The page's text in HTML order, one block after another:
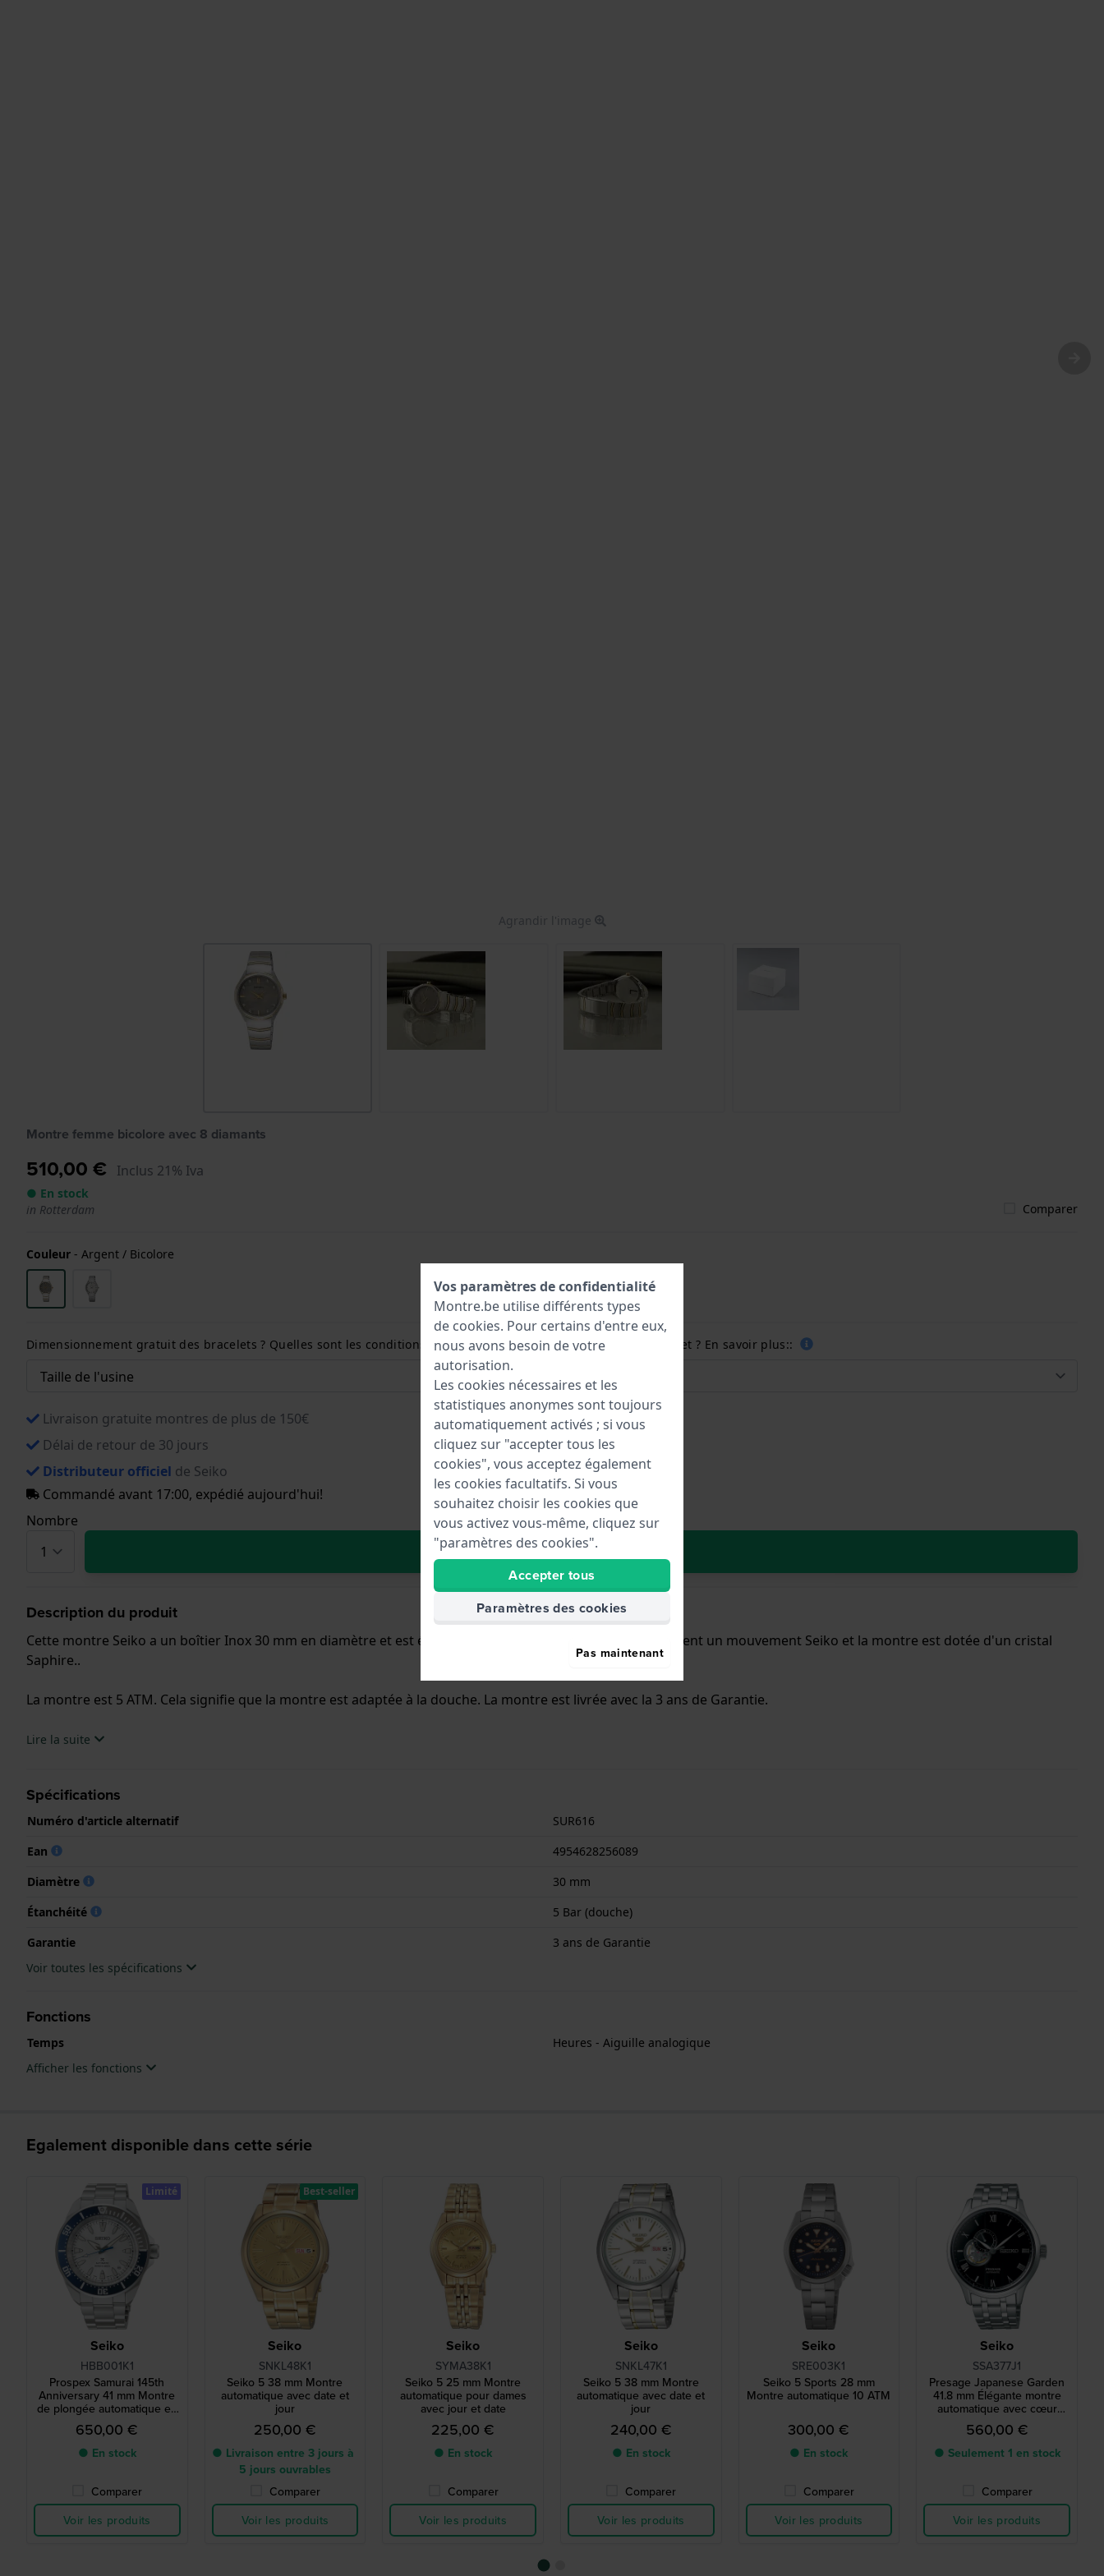
Agrandir l'image
Montre femme bicolore avec 8 diamants
510,00 € Inclus 21% Iva
● En stock
in Rotterdam
Comparer
Couleur - Argent / Bicolore
Dimensionnement gratuit des bracelets ? Quelles sont les conditions et comment mesurer la taille de mon poignet ? En savoir plus::
Livraison gratuite montres de plus de 150€
Délai de retour de 30 jours
Distributeur officiel de Seiko
Commandé avant 17:00, expédié aujourd'hui!
Nombre
Dans le Panier
Description du produit
Cette montre Seiko a un boîtier Inox 30 mm en diamètre et est équipée d'un bracelet Inox. Le boîtier contient un mouvement Seiko et la montre est dotée d'un cristal
Saphire..
La montre est 5 ATM. Cela signifie que la montre est adaptée à la douche. La montre est livrée avec la 3 ans de Garantie.
.Lire la suite
Spécifications
Numéro d'article alternatif
SUR616
Ean
4954628256089
Diamètre
30 mm
Étanchéité
5 Bar (douche)
Garantie
3 ans de Garantie
Voir toutes les spécifications
Fonctions
Temps
Heures - Aiguille analogique
Afficher les fonctions
Egalement disponible dans cette série
Seiko
HBB001K1
Prospex Samurai 145th
Anniversary 41 mm Montre
de plongée automatique en
acier inoxydable en édition
limitée
650,00 €
● En stock
Comparer
Voir les produits
Limité
Seiko
SNKL48K1
Seiko 5 38 mm Montre
automatique avec date et
jour
250,00 €
● Livraison entre 3 jours à
5 jours ouvrables
Comparer
Voir les produits
Best-seller
Seiko
SYMA38K1
Seiko 5 25 mm Montre
automatique pour dames
avec jour et date
225,00 €
● En stock
Comparer
Voir les produits
Seiko
SNKL47K1
Seiko 5 38 mm Montre
automatique avec date et
jour
240,00 €
● En stock
Comparer
Voir les produits
Seiko
SRE003K1
Seiko 5 Sports 28 mm
Montre automatique 10 ATM
300,00 €
● En stock
Comparer
Voir les produits
Seiko
SSA377J1
Presage Japanese Garden
41.8 mm Élégante montre
automatique avec cœur
ouvert et cadran 24h
560,00 €
● Seulement 1 en stock
Comparer
Voir les produits
Vos paramètres de confidentialité
Montre.be utilise différents types
de cookies. Pour certains d'entre eux,
nous avons besoin de votre
autorisation.
Les cookies nécessaires et les
statistiques anonymes sont toujours
automatiquement activés ; si vous
cliquez sur "accepter tous les
cookies", vous acceptez également
les cookies facultatifs. Si vous
souhaitez choisir les cookies que
vous activez vous-même, cliquez sur
"paramètres des cookies".
Accepter tous
Paramètres des cookies
Pas maintenant